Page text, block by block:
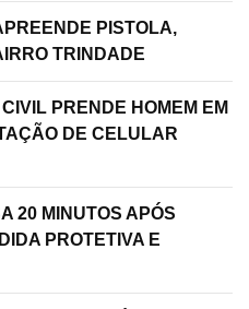
PISTOLA,
TRINDADE
PRENDE HOMEM EM
DE CELULAR
20 MINUTOS APÓS
PROTETIVA E